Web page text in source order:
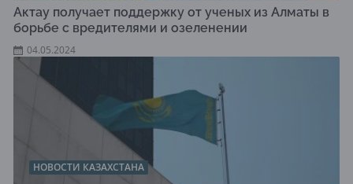
Актау получает поддержку от ученых из Алматы в
борьбе с вредителями и озеленении
04.05.2024
НОВОСТИ КАЗАХСТАНА